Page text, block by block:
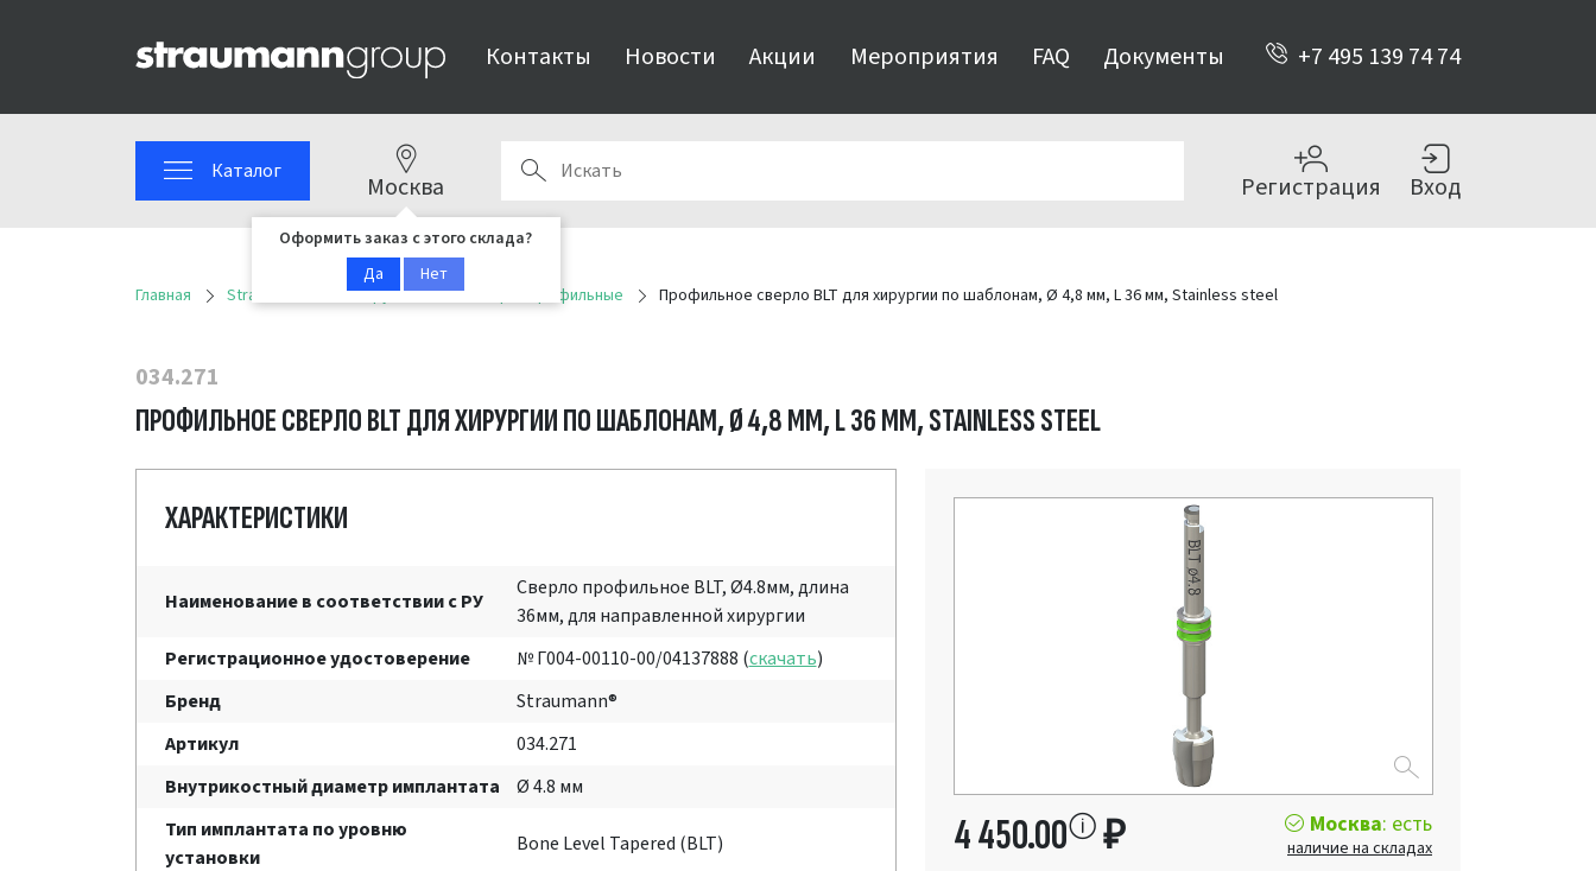
Контакты Новости Акции Мероприятия FAQ Документы +7 495 139 74 74
Каталог Москва
Оформить заказ с этого склада?
Да
Нет
Регистрация Вход
Главная Straumann Инструменты Сверла профильные Профильное сверло BLT для хирургии по шаблонам, Ø 4,8 мм, L 36 мм, Stainless steel
034.271
ПРОФИЛЬНОЕ СВЕРЛО BLT ДЛЯ ХИРУРГИИ ПО ШАБЛОНАМ, Ø 4,8 ММ, L 36 ММ, STAINLESS STEEL
ХАРАКТЕРИСТИКИ
Наименование в соответствии с РУ
Сверло профильное BLT, Ø4.8мм, длина
36мм, для направленной хирургии
Регистрационное удостоверение
№ Г004-00110-00/04137888 (скачать)
Бренд
Straumann®
Артикул
034.271
Внутрикостный диаметр имплантата
Ø 4.8 мм
Тип имплантата по уровню
установки
Bone Level Tapered (BLT) 4 450.00 ₽ Москва: есть
наличие на складах